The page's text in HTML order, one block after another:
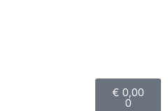
€ 0,00
0
Panier